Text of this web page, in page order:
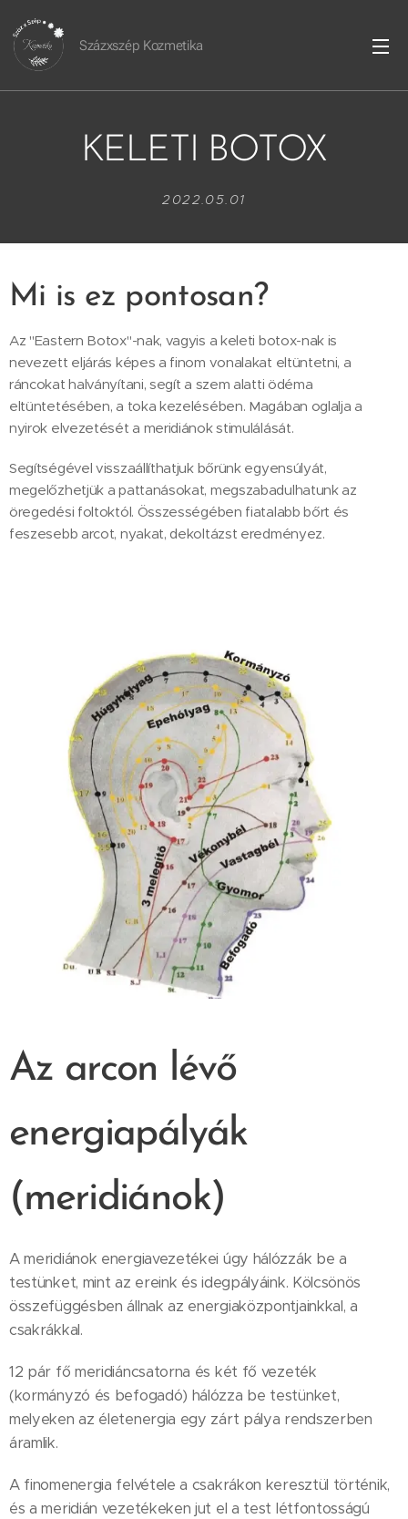
Százxszép Kozmetika
KELETI BOTOX
2022.05.01
Mi is ez pontosan?
Az "Eastern Botox"-nak, vagyis a keleti botox-nak is
nevezett eljárás képes a finom vonalakat eltüntetni, a
ráncokat halványítani, segít a szem alatti ödéma
eltüntetésében, a toka kezelésében. Magában oglalja a
nyirok elvezetését a meridiánok stimulálását.
Segítségével visszaállíthatjuk bőrünk egyensúlyát,
megelőzhetjük a pattanásokat, megszabadulhatunk az
öregedési foltoktól. Összességében fiatalabb bőrt és
feszesebb arcot, nyakat, dekoltázst eredményez.
Az arcon lévő
energiapályák
(meridiánok)
A meridiánok energiavezetékei úgy hálózzák be a
testünket, mint az ereink és idegpályáink. Kölcsönös
összefüggésben állnak az energiaközpontjainkkal, a
csakrákkal.
12 pár fő meridiáncsatorna és két fő vezeték
(kormányzó és befogadó) hálózza be testünket,
melyeken az életenergia egy zárt pálya rendszerben
áramlik.
A finomenergia felvétele a csakrákon keresztül történik,
és a meridián vezetékeken jut el a test létfontosságú